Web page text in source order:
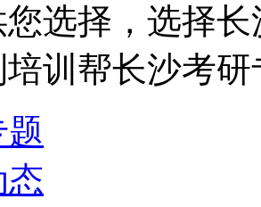
选择，选择
训帮长沙考
态